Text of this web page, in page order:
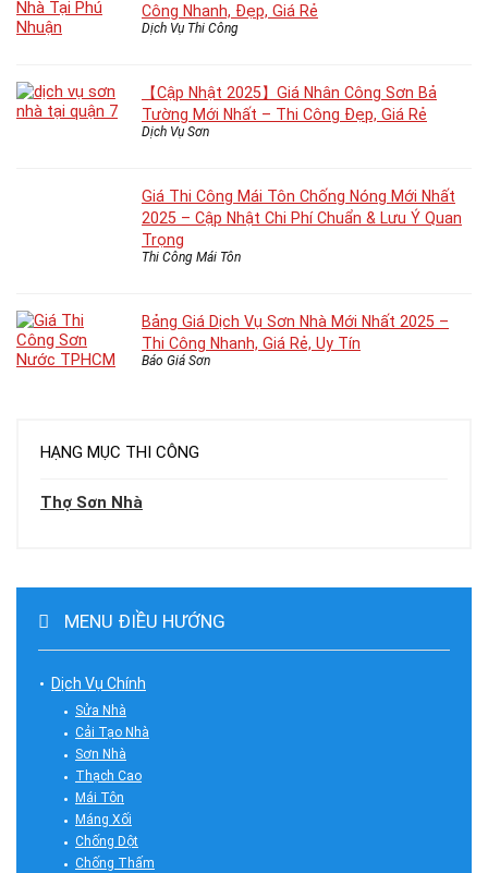
Công Nhanh, Đẹp, Giá Rẻ
Dịch Vụ Thi Công
【Cập Nhật 2025】Giá Nhân Công Sơn Bả
Tường Mới Nhất – Thi Công Đẹp, Giá Rẻ
Dịch Vụ Sơn
Giá Thi Công Mái Tôn Chống Nóng Mới Nhất
2025 – Cập Nhật Chi Phí Chuẩn & Lưu Ý Quan
Trọng
Thi Công Mái Tôn
Bảng Giá Dịch Vụ Sơn Nhà Mới Nhất 2025 –
Thi Công Nhanh, Giá Rẻ, Uy Tín
Báo Giá Sơn
HẠNG MỤC THI CÔNG
Thợ Sơn Nhà
MENU ĐIỀU HƯỚNG
Dịch Vụ Chính
Sửa Nhà
Cải Tạo Nhà
Sơn Nhà
Thạch Cao
Mái Tôn
Máng Xối
Chống Dột
Chống Thấm